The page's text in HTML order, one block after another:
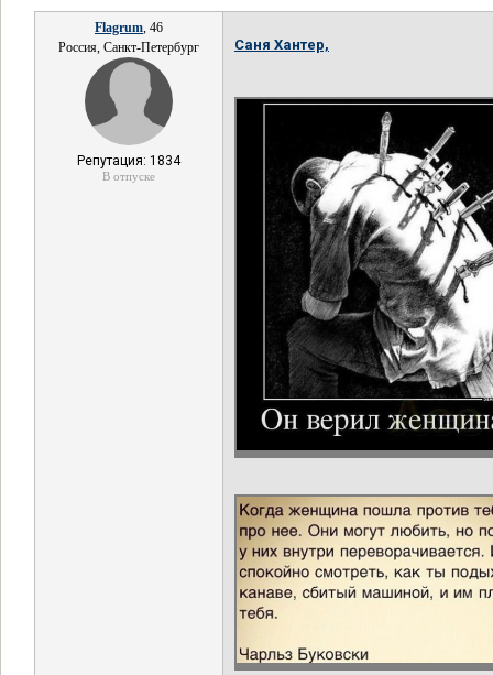
Flagrum, 46
Россия, Санкт-Петербург
Репутация: 1834
В отпуске
Саня Хантер,